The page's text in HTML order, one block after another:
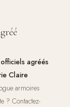
agréés
Claire
armoires
? Contactez-